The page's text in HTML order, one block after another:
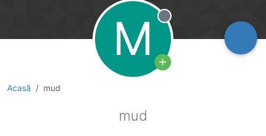
Acasă mud
M Deconectat
mud